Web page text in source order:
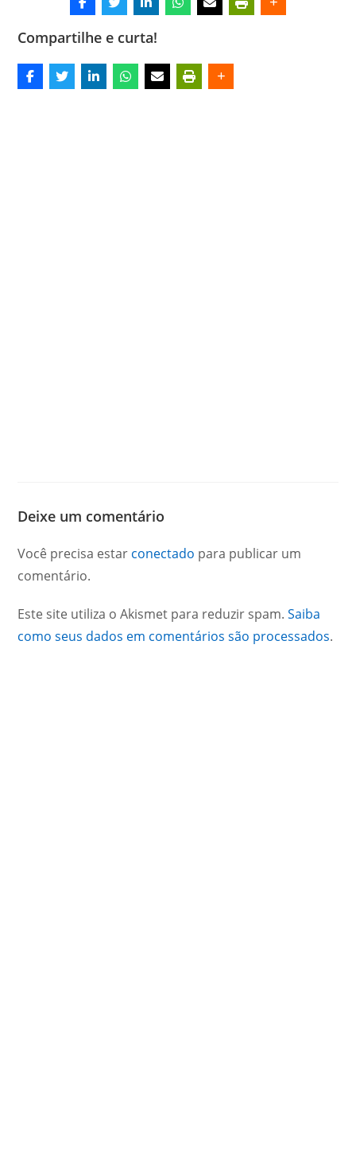
Compartilhe e curta!
Deixe um comentário
Você precisa estar conectado para publicar um
comentário.
Este site utiliza o Akismet para reduzir spam.Saiba
como seus dados em comentários são processados.